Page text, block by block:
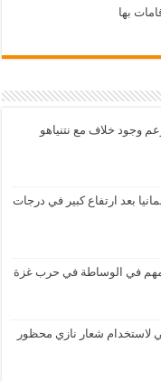
بها
وجود خلاف مع نتنياهو
بعد ارتفاع كبير في درجات
في الوساطة في حرب غزة
لاستخدام شعار نازي محظور